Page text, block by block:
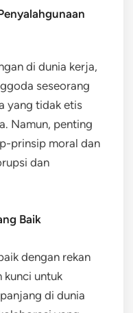
di dunia kerja,
seseorang
yang tidak etis
Namun, penting
prinsip moral dan
dan
Baik
dengan rekan
kunci untuk
di dunia